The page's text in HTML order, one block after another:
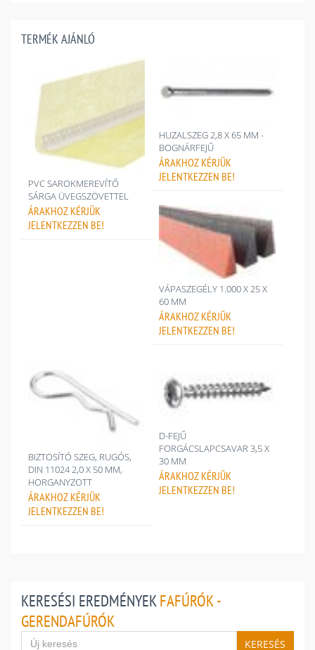
TERMÉK AJÁNLÓ
PVC SAROKMEREVÍTŐ
SÁRGA ÜVEGSZÖVETTEL
ÁRAKHOZ KÉRJÜK
JELENTKEZZEN BE!
HUZALSZEG 2,8 X 65 MM -
BOGNÁRFEJŰ
ÁRAKHOZ KÉRJÜK
JELENTKEZZEN BE!
VÁPASZEGÉLY 1.000 X 25 X
60 MM
ÁRAKHOZ KÉRJÜK
JELENTKEZZEN BE!
BIZTOSÍTÓ SZEG, RUGÓS,
DIN 11024 2,0 X 50 MM,
HORGANYZOTT
ÁRAKHOZ KÉRJÜK
JELENTKEZZEN BE!
D-FEJŰ
FORGÁCSLAPCSAVAR 3,5 X
30 MM
ÁRAKHOZ KÉRJÜK
JELENTKEZZEN BE!
KERESÉSI EREDMÉNYEKFAFÚRÓK -
GERENDAFÚRÓK
KERESÉS